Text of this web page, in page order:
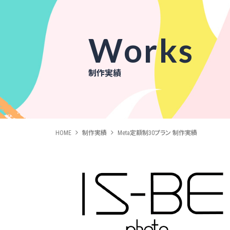
Works
制作実績
HOME 制作実績 Meta定額制30プラン 制作実績